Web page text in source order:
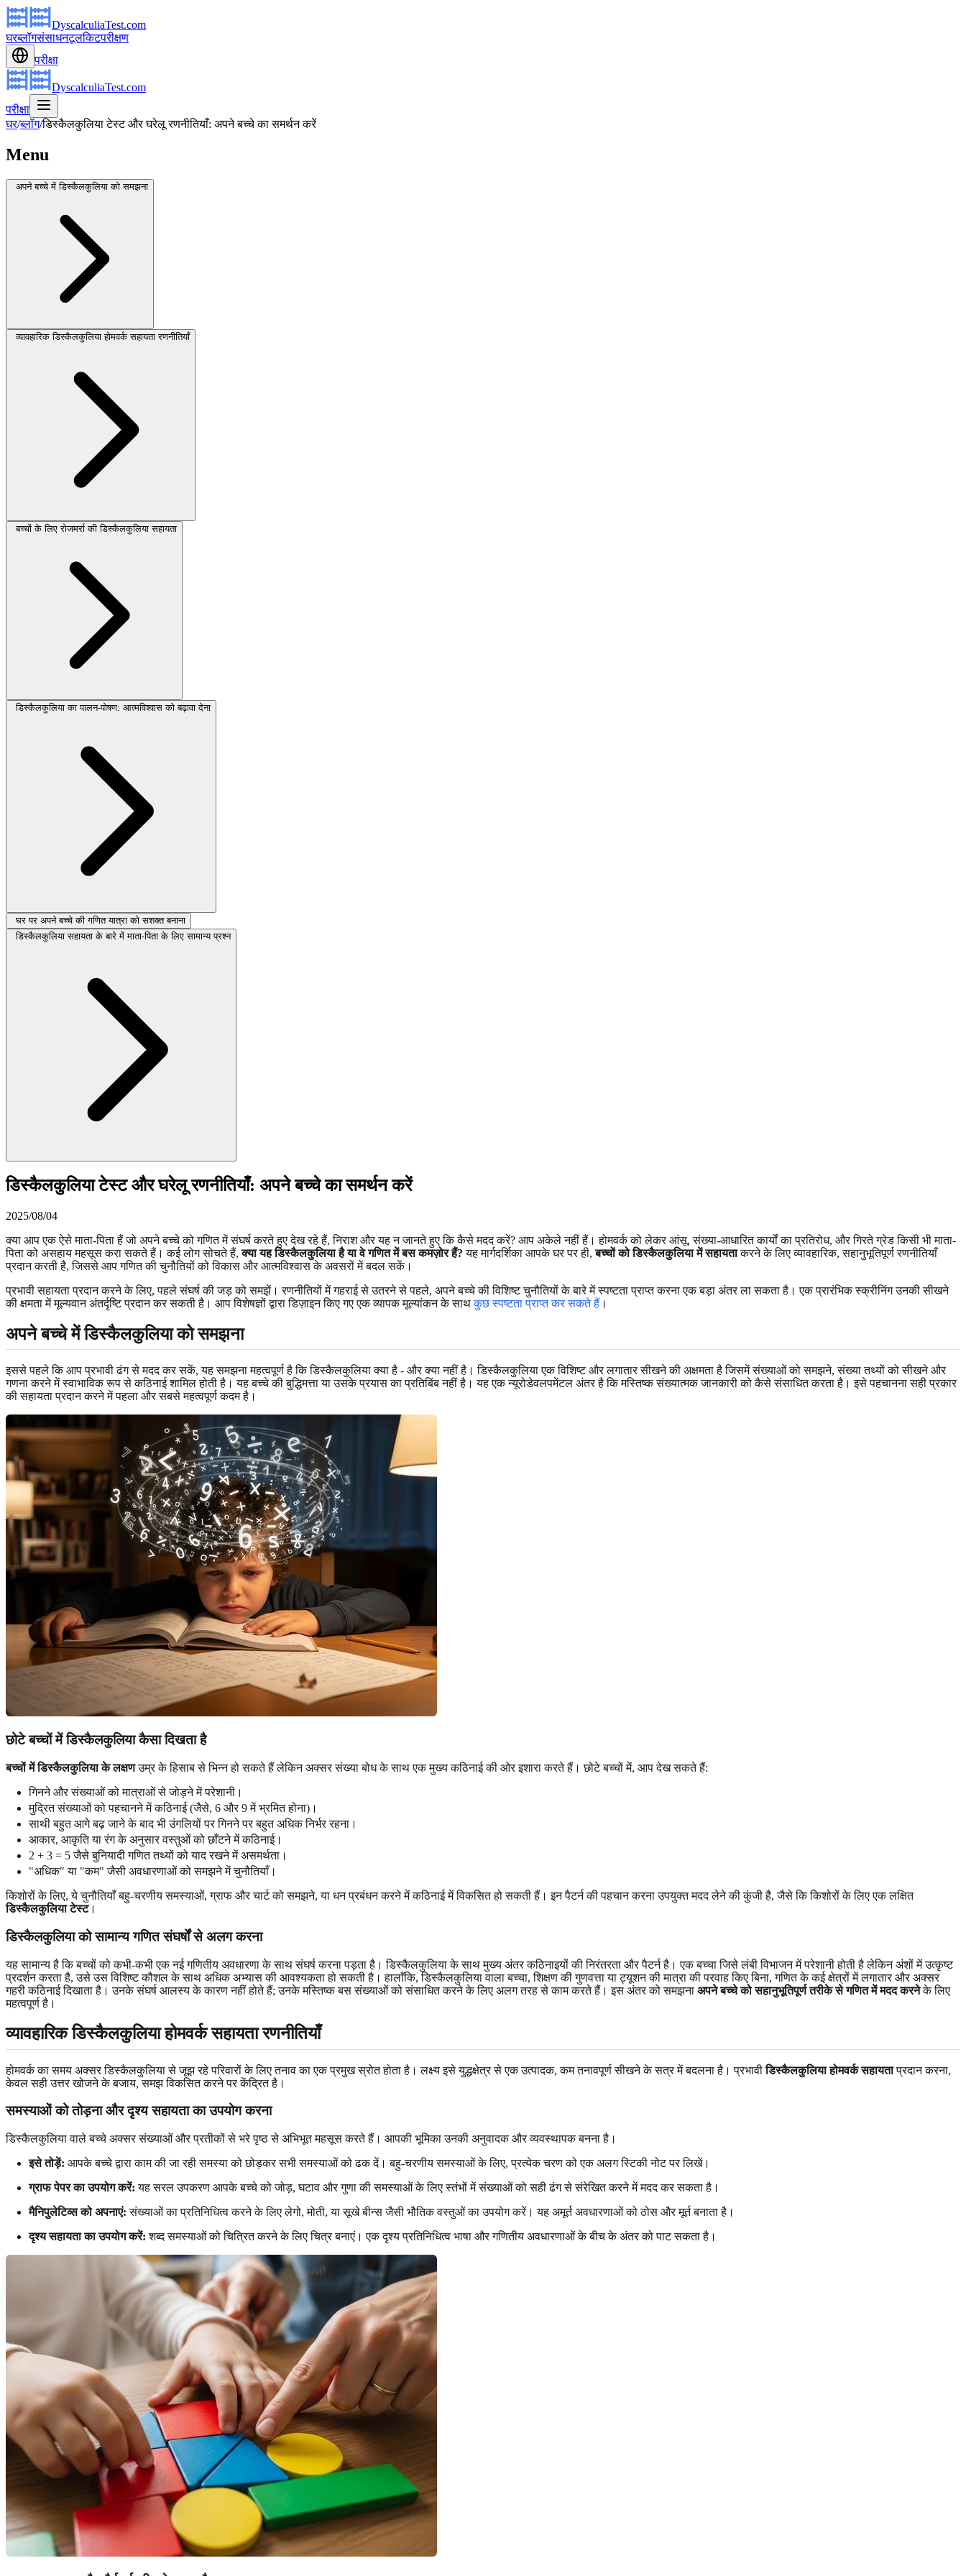
DyscalculiaTest.com
घरब्लॉगसंसाधनटूलकिटपरीक्षण
परीक्षा
DyscalculiaTest.com
परीक्षा
घर/ब्लॉग/डिस्कैलकुलिया टेस्ट और घरेलू रणनीतियाँ: अपने बच्चे का समर्थन करें
Menu
अपने बच्चे में डिस्कैलकुलिया को समझना
व्यावहारिक डिस्कैलकुलिया होमवर्क सहायता रणनीतियाँ
बच्चों के लिए रोजमर्रा की डिस्कैलकुलिया सहायता
डिस्कैलकुलिया का पालन-पोषण: आत्मविश्वास को बढ़ावा देना
घर पर अपने बच्चे की गणित यात्रा को सशक्त बनाना
डिस्कैलकुलिया सहायता के बारे में माता-पिता के लिए सामान्य प्रश्न
डिस्कैलकुलिया टेस्ट और घरेलू रणनीतियाँ: अपने बच्चे का समर्थन करें
2025/08/04
क्या आप एक ऐसे माता-पिता हैं जो अपने बच्चे को गणित में संघर्ष करते हुए देख रहे हैं, निराश और यह न जानते हुए कि कैसे मदद करें? आप अकेले नहीं हैं। होमवर्क को लेकर आंसू, संख्या-आधारित कार्यों का प्रतिरोध, और गिरते ग्रेड किसी भी माता-
पिता को असहाय महसूस करा सकते हैं। कई लोग सोचते हैं,क्या यह डिस्कैलकुलिया है या वे गणित में बस कमज़ोर हैं? यह मार्गदर्शिका आपके घर पर ही,बच्चों को डिस्कैलकुलिया में सहायताकरने के लिए व्यावहारिक, सहानुभूतिपूर्ण रणनीतियाँ
प्रदान करती है, जिससे आप गणित की चुनौतियों को विकास और आत्मविश्वास के अवसरों में बदल सकें।
प्रभावी सहायता प्रदान करने के लिए, पहले संघर्ष की जड़ को समझें। रणनीतियों में गहराई से उतरने से पहले, अपने बच्चे की विशिष्ट चुनौतियों के बारे में स्पष्टता प्राप्त करना एक बड़ा अंतर ला सकता है। एक प्रारंभिक स्क्रीनिंग उनकी सीखने
की क्षमता में मूल्यवान अंतर्दृष्टि प्रदान कर सकती है। आप विशेषज्ञों द्वारा डिज़ाइन किए गए एक व्यापक मूल्यांकन के साथकुछ स्पष्टता प्राप्त कर सकते हैं ।
अपने बच्चे में डिस्कैलकुलिया को समझना
इससे पहले कि आप प्रभावी ढंग से मदद कर सकें, यह समझना महत्वपूर्ण है कि डिस्कैलकुलिया क्या है - और क्या नहीं है। डिस्कैलकुलिया एक विशिष्ट और लगातार सीखने की अक्षमता है जिसमें संख्याओं को समझने, संख्या तथ्यों को सीखने और
गणना करने में स्वाभाविक रूप से कठिनाई शामिल होती है। यह बच्चे की बुद्धिमत्ता या उसके प्रयास का प्रतिबिंब नहीं है। यह एक न्यूरोडेवलपमेंटल अंतर है कि मस्तिष्क संख्यात्मक जानकारी को कैसे संसाधित करता है। इसे पहचानना सही प्रकार
की सहायता प्रदान करने में पहला और सबसे महत्वपूर्ण कदम है।
छोटे बच्चों में डिस्कैलकुलिया कैसा दिखता है
बच्चों में डिस्कैलकुलिया के लक्षणउम्र के हिसाब से भिन्न हो सकते हैं लेकिन अक्सर संख्या बोध के साथ एक मुख्य कठिनाई की ओर इशारा करते हैं। छोटे बच्चों में, आप देख सकते हैं:
गिनने और संख्याओं को मात्राओं से जोड़ने में परेशानी।
मुद्रित संख्याओं को पहचानने में कठिनाई (जैसे, 6 और 9 में भ्रमित होना)।
साथी बहुत आगे बढ़ जाने के बाद भी उंगलियों पर गिनने पर बहुत अधिक निर्भर रहना।
आकार, आकृति या रंग के अनुसार वस्तुओं को छाँटने में कठिनाई।
2 + 3 = 5 जैसे बुनियादी गणित तथ्यों को याद रखने में असमर्थता।
"अधिक" या "कम" जैसी अवधारणाओं को समझने में चुनौतियाँ।
किशोरों के लिए, ये चुनौतियाँ बहु-चरणीय समस्याओं, ग्राफ और चार्ट को समझने, या धन प्रबंधन करने में कठिनाई में विकसित हो सकती हैं। इन पैटर्न की पहचान करना उपयुक्त मदद लेने की कुंजी है, जैसे कि किशोरों के लिए एक लक्षित
डिस्कैलकुलिया टेस्ट।
डिस्कैलकुलिया को सामान्य गणित संघर्षों से अलग करना
यह सामान्य है कि बच्चों को कभी-कभी एक नई गणितीय अवधारणा के साथ संघर्ष करना पड़ता है। डिस्कैलकुलिया के साथ मुख्य अंतर कठिनाइयों की निरंतरता और पैटर्न है। एक बच्चा जिसे लंबी विभाजन में परेशानी होती है लेकिन अंशों में उत्कृष्ट
प्रदर्शन करता है, उसे उस विशिष्ट कौशल के साथ अधिक अभ्यास की आवश्यकता हो सकती है। हालाँकि, डिस्कैलकुलिया वाला बच्चा, शिक्षण की गुणवत्ता या ट्यूशन की मात्रा की परवाह किए बिना, गणित के कई क्षेत्रों में लगातार और अक्सर
गहरी कठिनाई दिखाता है। उनके संघर्ष आलस्य के कारण नहीं होते हैं; उनके मस्तिष्क बस संख्याओं को संसाधित करने के लिए अलग तरह से काम करते हैं। इस अंतर को समझना अपने बच्चे को सहानुभूतिपूर्ण तरीके से गणित में मदद करनेके लिए
महत्वपूर्ण है।
व्यावहारिक डिस्कैलकुलिया होमवर्क सहायता रणनीतियाँ
होमवर्क का समय अक्सर डिस्कैलकुलिया से जूझ रहे परिवारों के लिए तनाव का एक प्रमुख स्रोत होता है। लक्ष्य इसे युद्धक्षेत्र से एक उत्पादक, कम तनावपूर्ण सीखने के सत्र में बदलना है। प्रभावीडिस्कैलकुलिया होमवर्क सहायताप्रदान करना,
केवल सही उत्तर खोजने के बजाय, समझ विकसित करने पर केंद्रित है।
समस्याओं को तोड़ना और दृश्य सहायता का उपयोग करना
डिस्कैलकुलिया वाले बच्चे अक्सर संख्याओं और प्रतीकों से भरे पृष्ठ से अभिभूत महसूस करते हैं। आपकी भूमिका उनकी अनुवादक और व्यवस्थापक बनना है।
इसे तोड़ें: आपके बच्चे द्वारा काम की जा रही समस्या को छोड़कर सभी समस्याओं को ढक दें। बहु-चरणीय समस्याओं के लिए, प्रत्येक चरण को एक अलग स्टिकी नोट पर लिखें।
ग्राफ पेपर का उपयोग करें: यह सरल उपकरण आपके बच्चे को जोड़, घटाव और गुणा की समस्याओं के लिए स्तंभों में संख्याओं को सही ढंग से संरेखित करने में मदद कर सकता है।
मैनिपुलेटिव्स को अपनाएं: संख्याओं का प्रतिनिधित्व करने के लिए लेगो, मोती, या सूखे बीन्स जैसी भौतिक वस्तुओं का उपयोग करें। यह अमूर्त अवधारणाओं को ठोस और मूर्त बनाता है।
दृश्य सहायता का उपयोग करें: शब्द समस्याओं को चित्रित करने के लिए चित्र बनाएं। एक दृश्य प्रतिनिधित्व भाषा और गणितीय अवधारणाओं के बीच के अंतर को पाट सकता है।